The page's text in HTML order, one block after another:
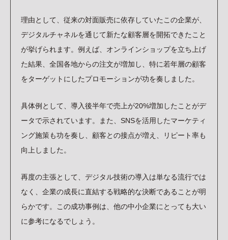
理由として、従来の対面販売に依存していたこの企業が、
デジタルチャネルを通じて新たな顧客層を開拓できたこと
が挙げられます。例えば、オンラインショップを立ち上げ
た結果、全国各地からの注文が増加し、特に若年層の顧客
をターゲットにしたプロモーションが功を奏しました。
具体例として、導入後半年で売上が20%増加したことがデ
ータで示されています。また、SNSを活用したマーケティ
ング施策も功を奏し、顧客との接点が増え、リピート率も
向上しました。
再度の主張として、デジタル技術の導入は単なる流行では
なく、企業の成長に直結する戦略的な決断であることが明
らかです。この成功事例は、他の中小企業にとっても大い
に参考になるでしょう。